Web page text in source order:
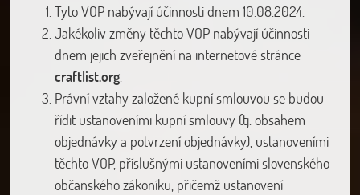
Tyto VOP nabývají účinnosti dnem 10.08.2024.
Jakékoliv změny těchto VOP nabývají účinnosti
dnem jejich zveřejnění na internetové stránce
craftlist.org
Právní vztahy založené kupní smlouvou se budou
řídit ustanoveními kupní smlouvy (tj. obsahem
objednávky a potvrzení objednávky), ustanoveními
těchto VOP, příslušnými ustanoveními slovenského
občanského zákoníku, přičemž ustanovení